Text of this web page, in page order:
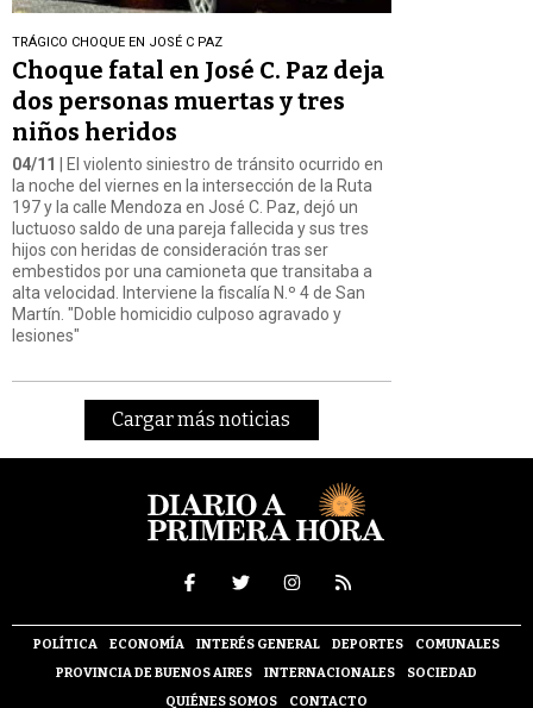
TRÁGICO CHOQUE EN JOSÉ C PAZ
Choque fatal en José C. Paz deja
dos personas muertas y tres
niños heridos
04/11
| El violento siniestro de tránsito ocurrido en
la noche del viernes en la intersección de la Ruta
197 y la calle Mendoza en José C. Paz, dejó un
luctuoso saldo de una pareja fallecida y sus tres
hijos con heridas de consideración tras ser
embestidos por una camioneta que transitaba a
alta velocidad. Interviene la fiscalía N.º 4 de San
Martín. "Doble homicidio culposo agravado y
lesiones"
Cargar más noticias
POLÍTICA ECONOMÍA INTERÉS GENERAL DEPORTES
COMUNALES
PROVINCIA DE BUENOS AIRES
INTERNACIONALES
SOCIEDAD
QUIÉNES SOMOS
CONTACTO